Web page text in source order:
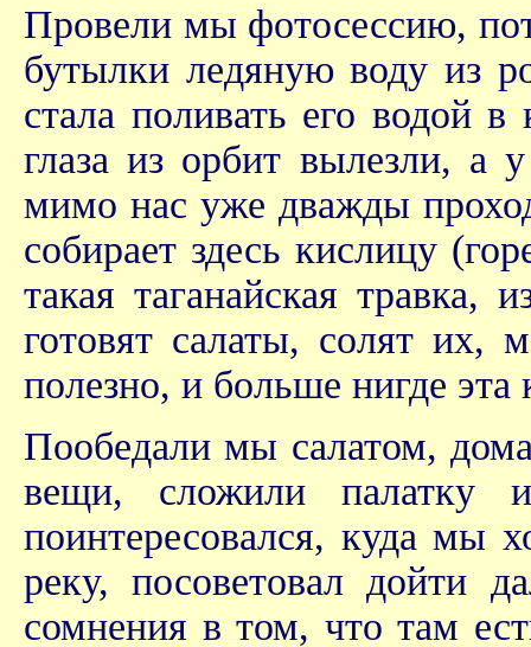
Провели мы фотосессию,
бутылки ледяную воду из
стала поливать его
глаза из орбит вылезли, а
мимо нас уже дважды
собирает здесь кислицу
такая таганайская травка,
готовят салаты, солят их,
полезно, и больше нигде эта
Пообедали мы салатом,
вещи, сложили
поинтересовался, куда мы
реку, посоветовал дойти
сомнения в том, что там